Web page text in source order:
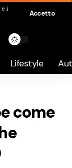
e i
Accetto
Lifestyle
come